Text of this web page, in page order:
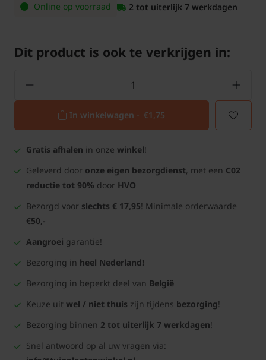
Online op voorraad
2 tot uiterlijk 7 werkdagen
Dit product is ook te verkrijgen in:
In winkelwagen - €1,75
Gratis afhalen in onze winkel!
Geleverd door onze eigen bezorgdienst, met een C02
reductie tot 90% door HVO
Bezorgd voor slechts € 17,95! Minimale orderwaarde
€50,-
Aangroei garantie!
Bezorging in heel Nederland!
Bezorging in beperkt deel van België
Keuze uit wel / niet thuis zijn tijdens bezorging!
Bezorging binnen 2 tot uiterlijk 7 werkdagen!
Snel antwoord op al uw vragen via: